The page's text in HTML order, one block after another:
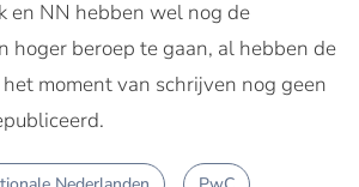
en NN hebben wel nog de
hoger beroep te gaan, al hebben de
moment van schrijven nog geen